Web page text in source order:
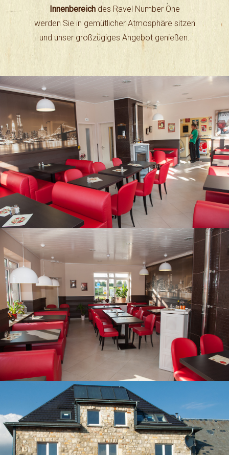
Innenbereichdes Ravel Number One
werden Sie in gemütlicher Atmosphäre sitzen
und unser großzügiges Angebot genießen.